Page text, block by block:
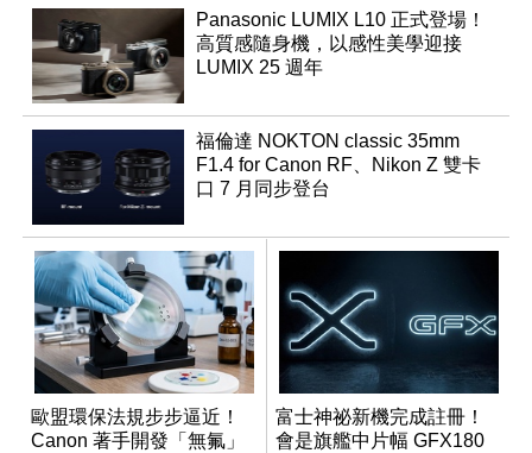
Panasonic LUMIX L10 正式登場！
高質感隨身機，以感性美學迎接
LUMIX 25 週年
福倫達 NOKTON classic 35mm
F1.4 for Canon RF、Nikon Z 雙卡
口 7 月同步登台
歐盟環保法規步步逼近！
Canon 著手開發「無氟」
富士神祕新機完成註冊！
會是旗艦中片幅 GFX180